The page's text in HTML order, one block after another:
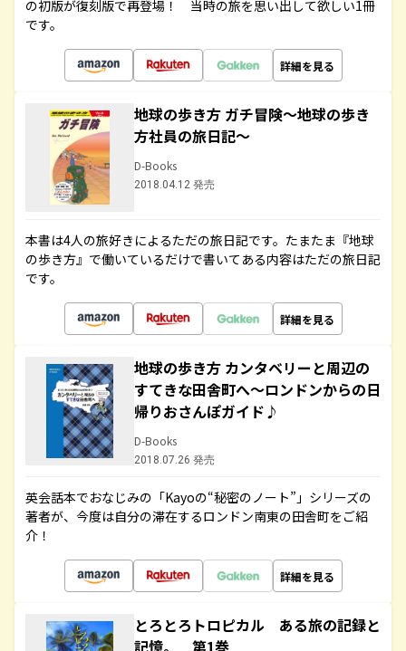
の初版が復刻版で再登場！ 当時の旅を思い出して欲しい1冊
です。
詳細を見る
地球の歩き方 ガチ冒険～地球の歩き
方社員の旅日記～
D-Books
2018.04.12 発売
本書は4人の旅好きによるただの旅日記です。たまたま『地球
の歩き方』で働いているだけで書いてある内容はただの旅日記
です。
詳細を見る
地球の歩き方 カンタベリーと周辺の
すてきな田舎町へ～ロンドンからの日
帰りおさんぽガイド♪
D-Books
2018.07.26 発売
英会話本でおなじみの「Kayoの“秘密のノート”」シリーズの
著者が、今度は自分の滞在するロンドン南東の田舎町をご紹
介！
詳細を見る
とろとろトロピカル ある旅の記録と
記憶。 第1巻